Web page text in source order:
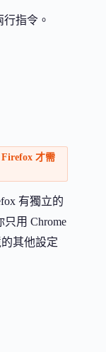
指令。
才需
有獨立的
用 Chrome
其他設定